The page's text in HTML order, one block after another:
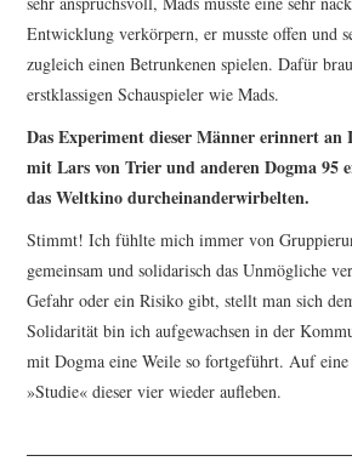
Entwicklung verkörpern, er musste offen und
zugleich einen Betrunkenen spielen. Dafür
erstklassigen Schauspieler wie Mads.
Das Experiment dieser Männer erinnert an
mit Lars von Trier und anderen Dogma 95
das Weltkino durcheinanderwirbelten.
Stimmt! Ich fühlte mich immer von
gemeinsam und solidarisch das Unmögliche
Gefahr oder ein Risiko gibt, stellt man sich
Solidarität bin ich aufgewachsen in der
mit Dogma eine Weile so fortgeführt. Auf
»Studie« dieser vier wieder aufleben.